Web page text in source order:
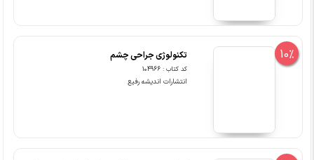
10% تکنولوژی جراحی چشم
کد کتاب : 104966
انتشارات اندیشه رفیع